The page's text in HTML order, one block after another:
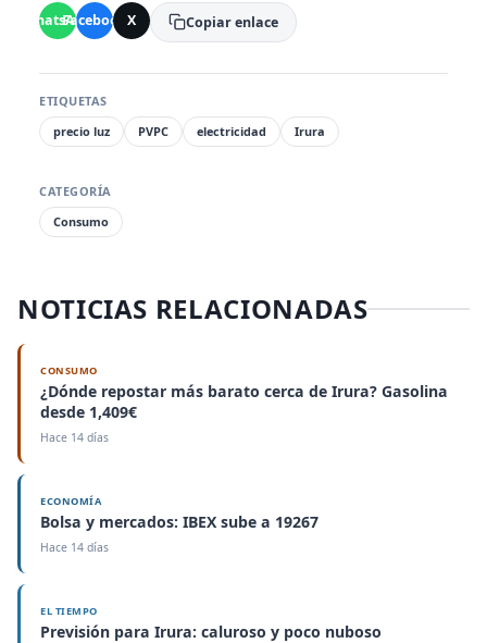
WhatsApp
Facebook X Copiar enlace
ETIQUETAS
precio luz
PVPC electricidad Irura
CATEGORÍA
Consumo
NOTICIAS RELACIONADAS
CONSUMO
¿Dónde repostar más barato cerca de Irura? Gasolina
desde 1,409€
Hace 14 días
ECONOMÍA
Bolsa y mercados: IBEX sube a 19267
Hace 14 días
EL TIEMPO
Previsión para Irura: caluroso y poco nuboso